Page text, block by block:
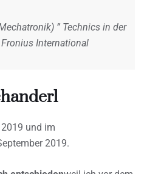
” Technics in der
International
und im
2019.